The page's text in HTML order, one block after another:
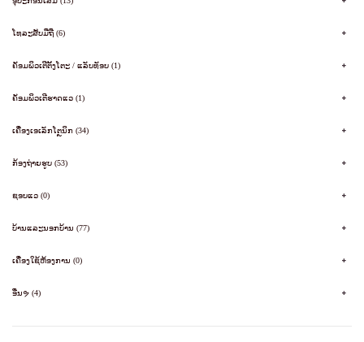
ໂທລະສັບມືຖື (6)
ຄັອມພິວເຕີຕັ້ງໂຕະ / ແລັບທັອບ (1)
ຄັອມພິວເຕີຮາດແວ (1)
ເຄື່ອງເອເລັກໂຕຼນິກ (34)
ກ້ອງຖ່າຍຮູບ (53)
ຊອບແວ (0)
ບ້ານແລະນອກບ້ານ (77)
ເຄື່ອງໃຊ້ຫ້ອງການ (0)
ອື່ນຯ (4)